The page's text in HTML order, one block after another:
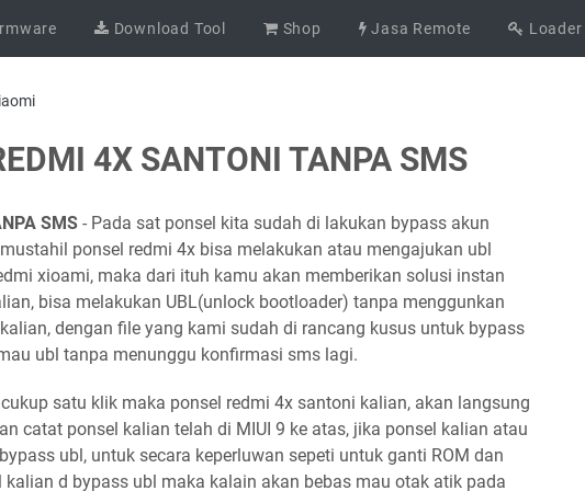
Download Tool Shop Jasa Remote Loader
4X SANTONI TANPA SMS
SMS - Pada sat ponsel kita sudah di lakukan bypass akun
ponsel redmi 4x bisa melakukan atau mengajukan ubl
xioami, maka dari ituh kamu akan memberikan solusi instan
bisa melakukan UBL(unlock bootloader) tanpa menggunkan
dengan file yang kami sudah di rancang kusus untuk bypass
ubl tanpa menunggu konfirmasi sms lagi.
satu klik maka ponsel redmi 4x santoni kalian, akan langsung
catat ponsel kalian telah di MIUI 9 ke atas, jika ponsel kalian atau
ubl, untuk secara keperluwan sepeti untuk ganti ROM dan
kalian d bypass ubl maka kalain akan bebas mau otak atik pada